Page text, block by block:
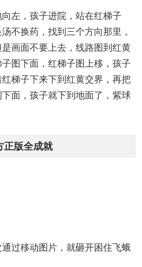
左，孩子进院，站在红梯子
不换药，找到三个方向那里，
画面不要上去，线路图到红黄
图下面，红梯子图上移，孩子
梯子下来下到红黄交界，再把
面，孩子就下到地面了，紫球
正版全成就
过移动图片，就砸开困住飞蛾